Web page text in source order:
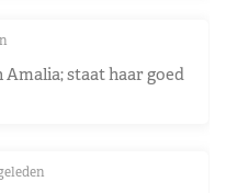
staat haar goed